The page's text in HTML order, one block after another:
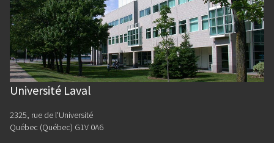
Université Laval
2325, rue de l'Université
Québec (Québec) G1V 0A6